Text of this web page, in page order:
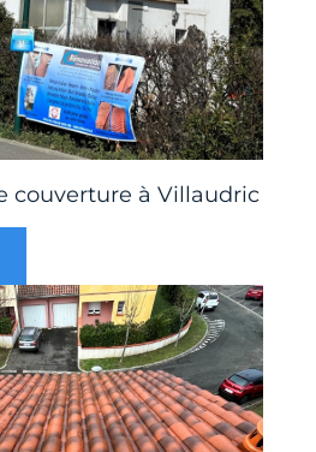
couverture à Villaudric